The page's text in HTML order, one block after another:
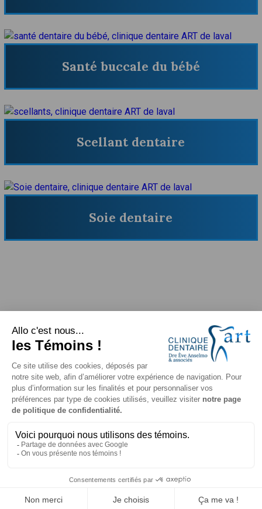
Santé buccale du bébé
Scellant dentaire
Soie dentaire